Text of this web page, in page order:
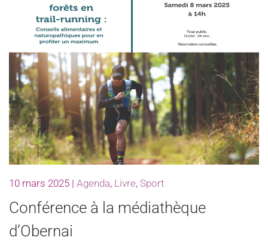
10 mars 2025 | Agenda, Livre, Sport
Conférence à la médiathèque
d’Obernai